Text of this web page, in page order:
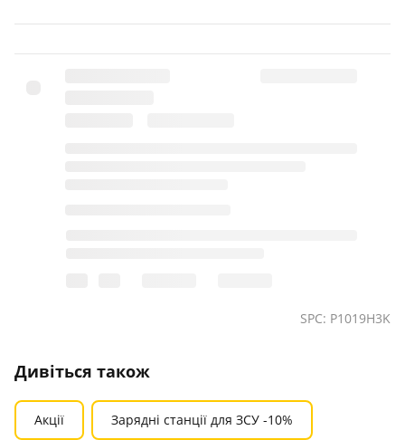
SPC: P1019H3K
Дивіться також
Акції Зарядні станції для ЗСУ -10%